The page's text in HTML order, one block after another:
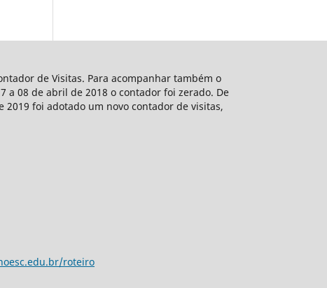
de Visitas. Para acompanhar também o
a 08 de abril de 2018 o contador foi zerado. De
foi adotado um novo contador de visitas,
roteiro